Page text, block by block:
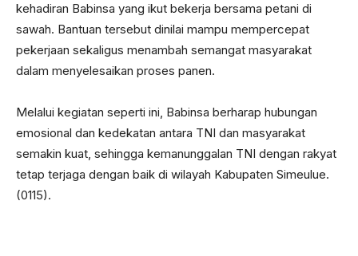
kehadiran Babinsa yang ikut bekerja bersama petani di
sawah. Bantuan tersebut dinilai mampu mempercepat
pekerjaan sekaligus menambah semangat masyarakat
dalam menyelesaikan proses panen.
Melalui kegiatan seperti ini, Babinsa berharap hubungan
emosional dan kedekatan antara TNI dan masyarakat
semakin kuat, sehingga kemanunggalan TNI dengan rakyat
tetap terjaga dengan baik di wilayah Kabupaten Simeulue.
(0115).